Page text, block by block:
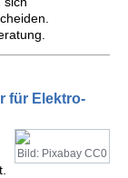
für Elektro-
Bild: Pixabay CC0